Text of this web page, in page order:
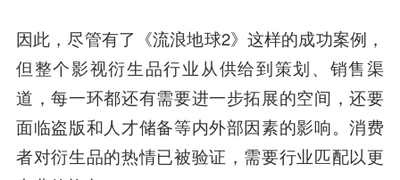
因此，尽管有了《流浪地球2》这样的成功案例，
但整个影视衍生品行业从供给到策划、销售渠
道，每一环都还有需要进一步拓展的空间，还要
面临盗版和人才储备等内外部因素的影响。消费
者对衍生品的热情已被验证，需要行业匹配以更